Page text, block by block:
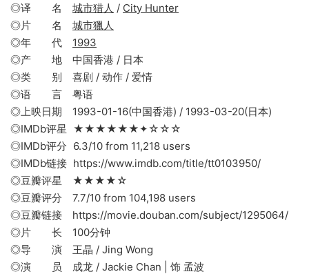
◎译 名 城市猎人 / City Hunter
◎片 名 城市獵人
◎年 代 1993
◎产 地 中国香港 / 日本
◎类 别 喜剧 / 动作 / 爱情
◎语 言 粤语
◎上映日期 1993-01-16(中国香港) / 1993-03-20(日本)
◎IMDb评星 ★★★★★★✦☆☆☆
◎IMDb评分 6.3/10 from 11,218 users
◎IMDb链接 https://www.imdb.com/title/tt0103950/
◎豆瓣评星 ★★★★☆
◎豆瓣评分 7.7/10 from 104,198 users
◎豆瓣链接 https://movie.douban.com/subject/1295064/
◎片 长 100分钟
◎导 演 王晶 / Jing Wong
◎演 员 成龙 / Jackie Chan | 饰 孟波